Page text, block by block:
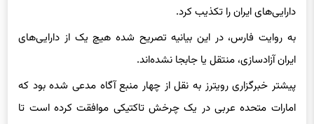
به روایت فارس، در این بیانیه تصریح شده هیچ یک از دارایی‌های
ایران آزادسازی، منتقل یا جابجا نشده‌اند.
پیشتر خبرگزاری رویترز به نقل از چهار منبع آگاه مدعی شده بود که
امارات متحده عربی در یک چرخش تاکتیکی موافقت کرده است تا
میلیاردها دلار از دارایی‌های ایران را آزاد کند.